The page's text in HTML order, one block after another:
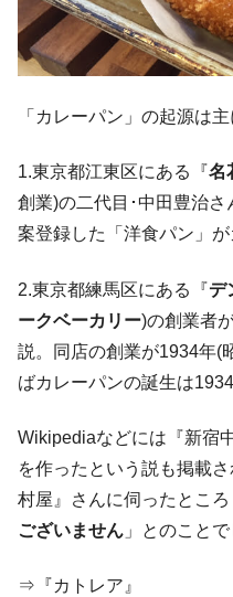
「カレーパン」の起源は
1.東京都江東区にある『名
創業)の二代目･中田豊治
案登録した「洋食パン」
2.東京都練馬区にある『デ
ークベーカリー)の創業者
説。同店の創業が1934年(
ばカレーパンの誕生は
Wikipediaなどには『新宿
を作ったという説も掲載
村屋』さんに伺ったところ
ございません 」とのことで
⇒『カトレア』